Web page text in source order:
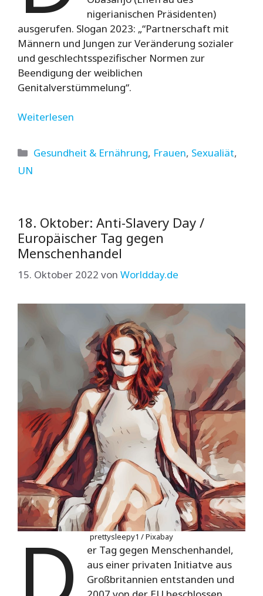
nigerianischen Präsidenten)
ausgerufen. Slogan 2023: „“Partnerschaft mit
Männern und Jungen zur Veränderung sozialer
und geschlechtsspezifischer Normen zur
Beendigung der weiblichen
Genitalverstümmelung“.
Weiterlesen
Kategorien
Gesundheit & Ernährung, Frauen, Sexualiät,
UN
18. Oktober: Anti-Slavery Day /
Europäischer Tag gegen
Menschenhandel
15. Oktober 2022 von Worldday.de
prettysleepy1 / Pixabay
er Tag gegen Menschenhandel,
aus einer privaten Initiatve aus
Großbritannien entstanden und